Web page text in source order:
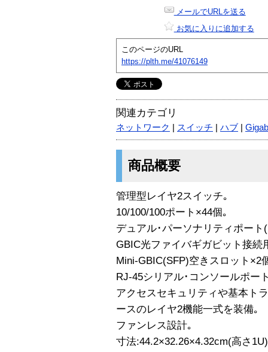
メールでURLを送る
お気に入りに追加する
このページのURL
https://plth.me/41076149
関連カテゴリ
ネットワーク スイッチ ハブ
商品概要
管理型レイヤ2スイッチ｡
10/100/100ポート×44個｡
デュアル･パーソナリティポー
GBIC光ファイバギガビット接続
Mini-GBIC(SFP)空きスロット×2
RJ-45シリアル･コンソールポー
アクセスセキュリティや基本ト
ースのレイヤ2機能一式を装備｡
ファンレス設計｡
寸法:44.2×32.26×4.32cm(高さ